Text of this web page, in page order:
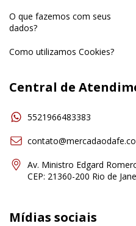
O que fazemos com seus
dados?
Como utilizamos Cookies?
Central de
5521966483383
Av. Ministro Edgard
CEP: 21360-200 Rio de
Mídias sociais